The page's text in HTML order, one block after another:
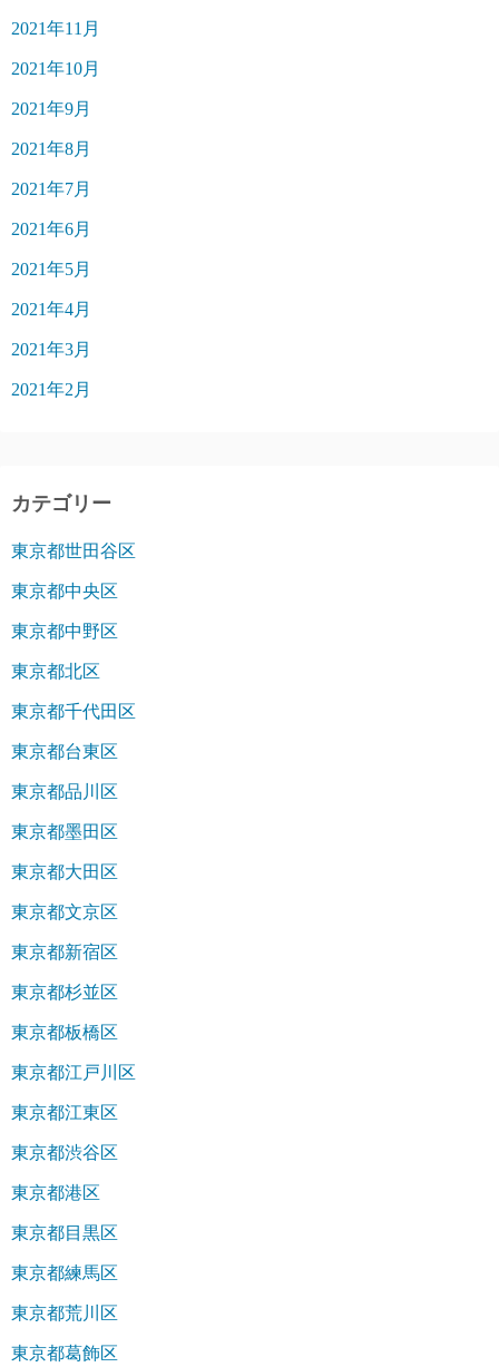
2021年11月
2021年10月
2021年9月
2021年8月
2021年7月
2021年6月
2021年5月
2021年4月
2021年3月
2021年2月
カテゴリー
東京都世田谷区
東京都中央区
東京都中野区
東京都北区
東京都千代田区
東京都台東区
東京都品川区
東京都墨田区
東京都大田区
東京都文京区
東京都新宿区
東京都杉並区
東京都板橋区
東京都江戸川区
東京都江東区
東京都渋谷区
東京都港区
東京都目黒区
東京都練馬区
東京都荒川区
東京都葛飾区